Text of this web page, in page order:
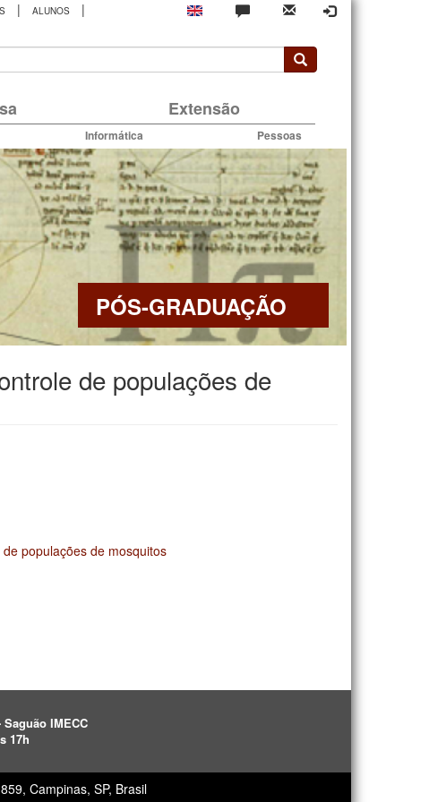
| ALUNOS |
Extensão
Informática Pessoas
PÓS-GRADUAÇÃO
de populações de
populações de mosquitos
Saguão IMECC
17h
Campinas, SP, Brasil